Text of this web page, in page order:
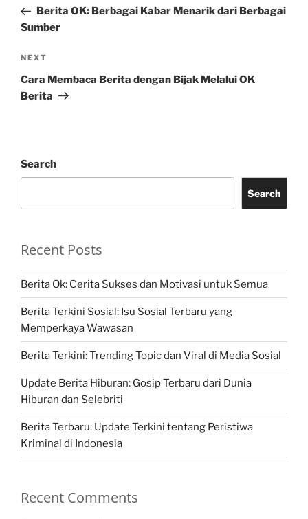
PostBerita OK: Berbagai Kabar Menarik dari Berbagai
Sumber
Next
Post
NEXT
Cara Membaca Berita dengan Bijak Melalui OK
Berita
Search
Search
Recent Posts
Berita Ok: Cerita Sukses dan Motivasi untuk Semua
Berita Terkini Sosial: Isu Sosial Terbaru yang
Memperkaya Wawasan
Berita Terkini: Trending Topic dan Viral di Media Sosial
Update Berita Hiburan: Gosip Terbaru dari Dunia
Hiburan dan Selebriti
Berita Terbaru: Update Terkini tentang Peristiwa
Kriminal di Indonesia
Recent Comments